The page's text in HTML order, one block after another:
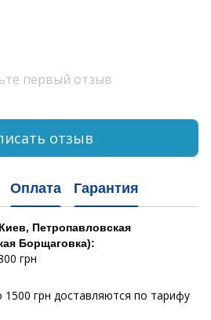
первый отзыв
отзыв
Оплата Гарантия
Петропавловская
Борщаговка):
грн
грн доставляются по тарифу